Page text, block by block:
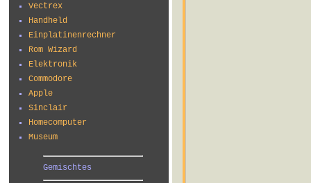
Vectrex
Handheld
Einplatinenrechner
Rom Wizard
Elektronik
Commodore
Apple
Sinclair
Homecomputer
Museum
Gemischtes